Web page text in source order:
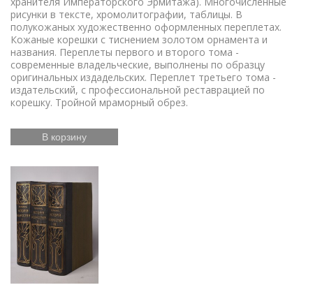
рисунки в тексте, хромолитографии, таблицы. В
полукожаных художественно оформленных переплетах.
Кожаные корешки с тиснением золотом орнамента и
названия. Переплеты первого и второго тома -
современные владельческие, выполнены по образцу
оригинальных издадельских. Переплет третьего тома -
издательский, с профессиональной реставрацией по
корешку. Тройной мраморный обрез.
В корзину